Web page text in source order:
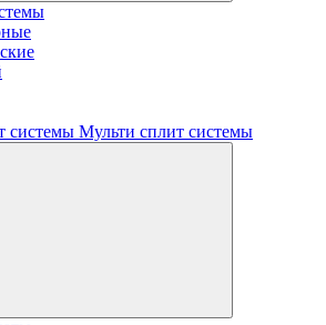
Мульти сплит системы